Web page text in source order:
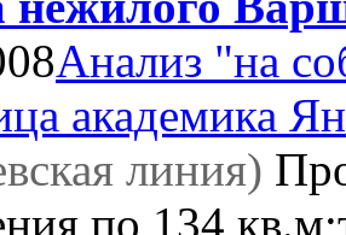
Анализ "на
академика
линия)
по 134